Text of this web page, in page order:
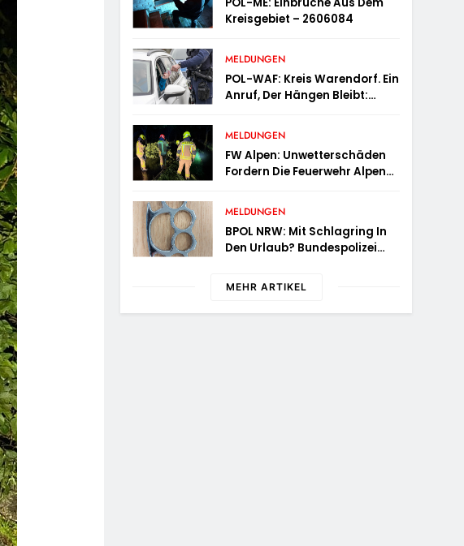
Kreisgebiet – 2606084
MELDUNGEN
POL-WAF: Kreis Warendorf. Ein
Anruf, Der Hängen Bleibt:
17-Jährigen Wieder Einholt
MELDUNGEN
FW Alpen: Unwetterschäden
Fordern Die Feuerwehr Alpen
MELDUNGEN
BPOL NRW: Mit Schlagring In
Den Urlaub? Bundespolizei
Fündig
MEHR ARTIKEL